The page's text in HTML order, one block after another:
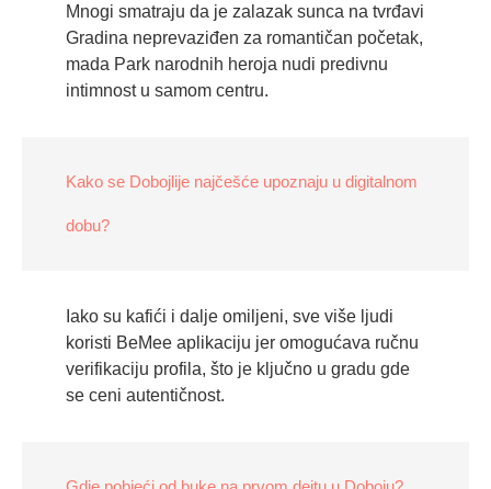
Mnogi smatraju da je zalazak sunca na tvrđavi
Gradina neprevaziđen za romantičan početak,
mada Park narodnih heroja nudi predivnu
intimnost u samom centru.
Kako se Dobojlije najčešće upoznaju u digitalnom
dobu?
Iako su kafići i dalje omiljeni, sve više ljudi
koristi BeMee aplikaciju jer omogućava ručnu
verifikaciju profila, što je ključno u gradu gde
se ceni autentičnost.